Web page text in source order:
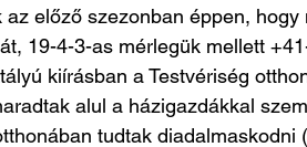
az előző szezonban éppen,
19-4-3-as mérlegük mellett
kiírásban a Testvériség
alul a házigazdákkal
tudtak